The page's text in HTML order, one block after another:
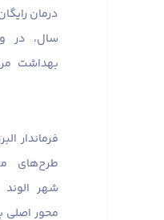
درمان
سال، در
بهداشت
فرماندار
طرح‌های
شهر
محور اصلی